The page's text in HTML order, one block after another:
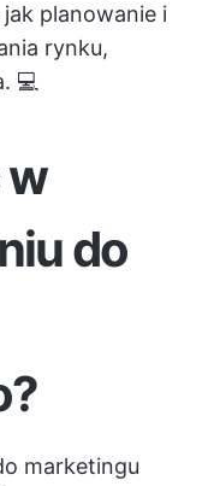
planowanie i
rynku,
💻
w
do
marketingu